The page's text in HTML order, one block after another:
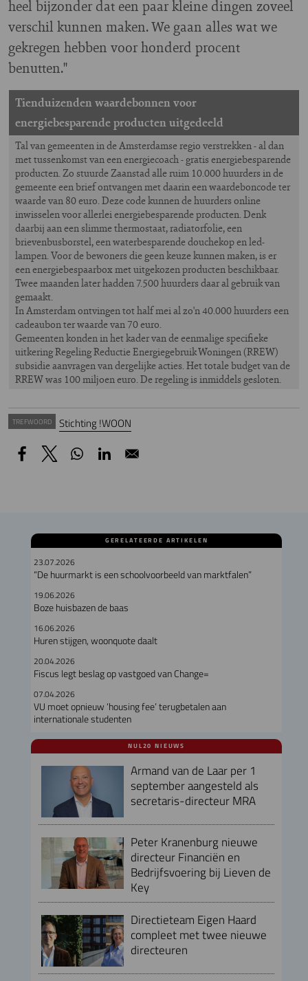
heel bijzonder dat een paar kleine dingen zoveel
verschil kunnen maken. We gaan alles wat we
gekregen hebben voor honderd procent
benutten."
Tienduizenden waardebonnen voor
energiebesparende producten uitgedeeld
Tal van gemeenten in de Amsterdamse regio verstrekken - al dan
met tussenkomst van een energiecoach - gratis energiebesparende
producten. Zo stuurde Zaanstad alle ruim 10.000 huurders in de
gemeente een brief ontvangen met daarin een waardeboncode ter
waarde van 80 euro. Deze code kunnen de huurders online
inwisselen voor allerlei energiebesparende producten. Denk
daarbij aan een slimme thermostaat, radiatorfolie, een
brievenbusborstel, een waterbesparende douchekop en led-
lampen. Voor de bewoners die geen keuze kunnen maken, is er
een energiebespaarbox met uitgekozen producten beschikbaar.
Twee maanden later hadden 7.500 huurders daar al gebruik van
gemaakt.
In Amsterdam ontvingen tot half mei al zo'n 40.000 huurders een
cadeaubon ter waarde van 70 euro.
Gemeenten konden in het kader van de eenmalige specifieke
uitkering Regeling Reductie Energiegebruik Woningen (RREW)
subsidie aanvragen van dergelijke acties. Het totale budget van de
RREW was 100 miljoen euro. De regeling is inmiddels gesloten.
TREFWOORD Stichting !WOON
GERELATEERDE ARTIKELEN
23.07.2026
“De huurmarkt is een schoolvoorbeeld van marktfalen”
19.06.2026
Boze huisbazen de baas
16.06.2026
Huren stijgen, woonquote daalt
20.04.2026
Fiscus legt beslag op vastgoed van Change=
07.04.2026
VU moet opnieuw ‘housing fee’ terugbetalen aan
internationale studenten
NUL20 NIEUWS
Armand van de Laar per 1
september aangesteld als
secretaris-directeur MRA
Peter Kranenburg nieuwe
directeur Financiën en
Bedrijfsvoering bij Lieven de
Key
Directieteam Eigen Haard
compleet met twee nieuwe
directeuren